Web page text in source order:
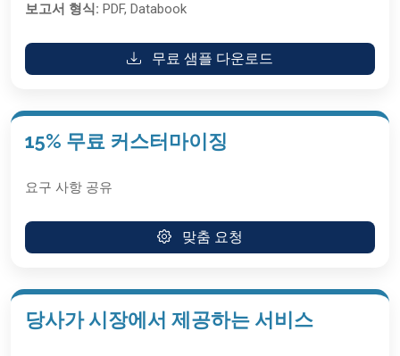
보고서 형식: PDF, Databook
무료 샘플 다운로드
15% 무료 커스터마이징
요구 사항 공유
맞춤 요청
당사가 시장에서 제공하는 서비스